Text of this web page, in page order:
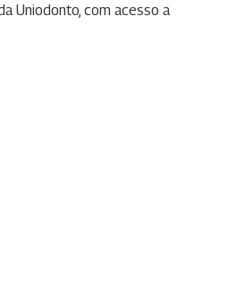
Uniodonto, com acesso a